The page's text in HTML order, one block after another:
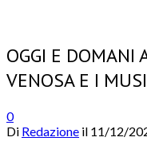
OGGI E DOMANI
VENOSA E I
0
Di Redazione il 11/12/